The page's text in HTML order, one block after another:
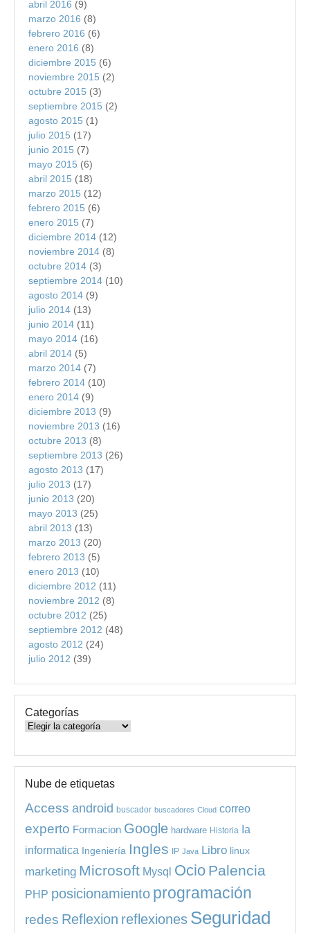
abril 2016 (9)
marzo 2016 (8)
febrero 2016 (6)
enero 2016 (8)
diciembre 2015 (6)
noviembre 2015 (2)
octubre 2015 (3)
septiembre 2015 (2)
agosto 2015 (1)
julio 2015 (17)
junio 2015 (7)
mayo 2015 (6)
abril 2015 (18)
marzo 2015 (12)
febrero 2015 (6)
enero 2015 (7)
diciembre 2014 (12)
noviembre 2014 (8)
octubre 2014 (3)
septiembre 2014 (10)
agosto 2014 (9)
julio 2014 (13)
junio 2014 (11)
mayo 2014 (16)
abril 2014 (5)
marzo 2014 (7)
febrero 2014 (10)
enero 2014 (9)
diciembre 2013 (9)
noviembre 2013 (16)
octubre 2013 (8)
septiembre 2013 (26)
agosto 2013 (17)
julio 2013 (17)
junio 2013 (20)
mayo 2013 (25)
abril 2013 (13)
marzo 2013 (20)
febrero 2013 (5)
enero 2013 (10)
diciembre 2012 (11)
noviembre 2012 (8)
octubre 2012 (25)
septiembre 2012 (48)
agosto 2012 (24)
julio 2012 (39)
Categorías
Categorías
Nube de etiquetas
Access android buscador buscadores Cloud correo
experto Formacion Google hardware Historia Ia
informatica Ingeniería Ingles IP Java Libro linux
marketing Microsoft Mysql Ocio Palencia
PHP posicionamiento programación
redes Reflexion reflexiones Seguridad